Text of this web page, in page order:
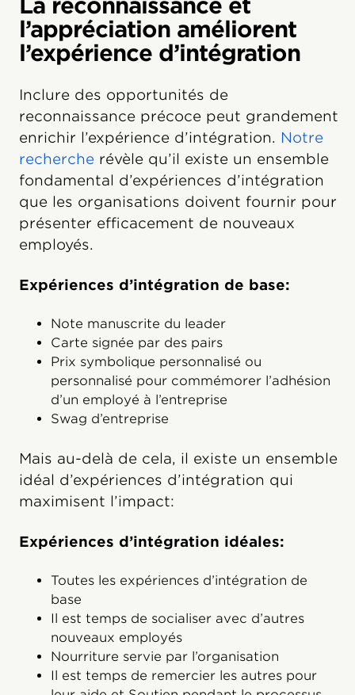
La reconnaissance et
l’appréciation améliorent
l’expérience d’intégration
Inclure des opportunités de
reconnaissance précoce peut grandement
enrichir l’expérience d’intégration. Notre
recherche révèle qu’il existe un ensemble
fondamental d’expériences d’intégration
que les organisations doivent fournir pour
présenter efficacement de nouveaux
employés.
Expériences d’intégration de base:
Note manuscrite du leader
Carte signée par des pairs
Prix symbolique personnalisé ou
personnalisé pour commémorer l’adhésion
d’un employé à l’entreprise
Swag d’entreprise
Mais au-delà de cela, il existe un ensemble
idéal d’expériences d’intégration qui
maximisent l’impact:
Expériences d’intégration idéales:
Toutes les expériences d’intégration de
base
Il est temps de socialiser avec d’autres
nouveaux employés
Nourriture servie par l’organisation
Il est temps de remercier les autres pour